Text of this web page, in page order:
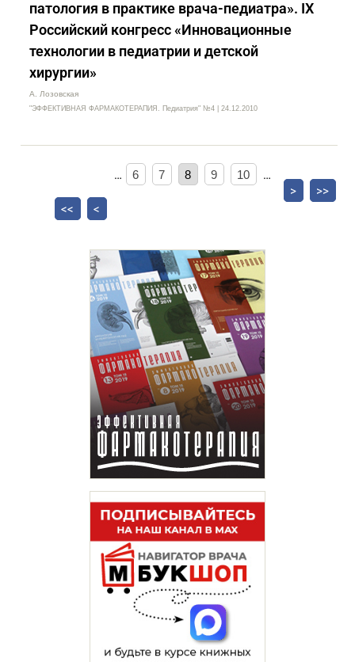
патология в практике врача-педиатра». IX
Российский конгресс «Инновационные
технологии в педиатрии и детской
хирургии»
А. Лозовская
"ЭФФЕКТИВНАЯ ФАРМАКОТЕРАПИЯ. Педиатрия" №4 | 24.12.2010
<< <
… 6 7 8 9 10
…
>
>>